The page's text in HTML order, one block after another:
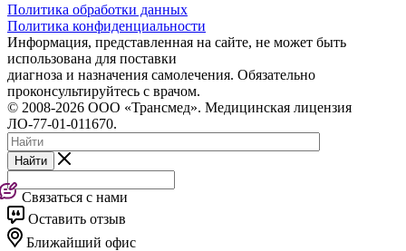
Политика обработки данных
Политика конфиденциальности
Информация, представленная на сайте, не может быть
использована для поставки
диагноза и назначения самолечения. Обязательно
проконсультируйтесь с врачом.
© 2008-2026 ООО «Трансмед». Медицинская лицензия
ЛО-77-01-011670.
Найти
Связаться с нами
Оставить отзыв
Ближайший офис